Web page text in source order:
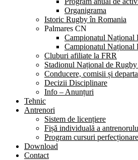
Organigrama
Istoric Rugby în Romania
Palmares CN
Campionatul Național
Campionatul Național
Cluburi afiliate la FRR
Stadionul Național de
Conducere, comisii și
Decizii Disciplinare
Info – Anunțuri
Tehnic
Antrenori
Sistem de licențiere
Fișă individuală a
Program cursuri
Download
Contact